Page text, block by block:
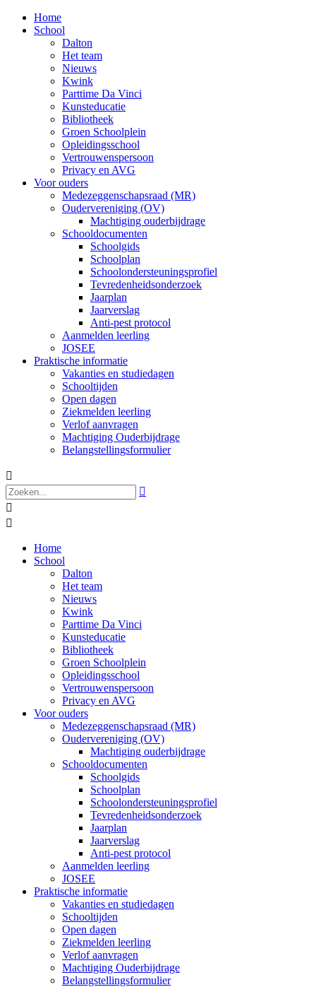
Home
School
Dalton
Het team
Nieuws
Kwink
Parttime Da Vinci
Kunsteducatie
Bibliotheek
Groen Schoolplein
Opleidingsschool
Vertrouwenspersoon
Privacy en AVG
Voor ouders
Medezeggenschapsraad (MR)
Oudervereniging (OV)
Machtiging ouderbijdrage
Schooldocumenten
Schoolgids
Schoolplan
Schoolondersteuningsprofiel
Tevredenheidsonderzoek
Jaarplan
Jaarverslag
Anti-pest protocol
Aanmelden leerling
JOSEE
Praktische informatie
Vakanties en studiedagen
Schooltijden
Open dagen
Ziekmelden leerling
Verlof aanvragen
Machtiging Ouderbijdrage
Belangstellingsformulier




Home
School
Dalton
Het team
Nieuws
Kwink
Parttime Da Vinci
Kunsteducatie
Bibliotheek
Groen Schoolplein
Opleidingsschool
Vertrouwenspersoon
Privacy en AVG
Voor ouders
Medezeggenschapsraad (MR)
Oudervereniging (OV)
Machtiging ouderbijdrage
Schooldocumenten
Schoolgids
Schoolplan
Schoolondersteuningsprofiel
Tevredenheidsonderzoek
Jaarplan
Jaarverslag
Anti-pest protocol
Aanmelden leerling
JOSEE
Praktische informatie
Vakanties en studiedagen
Schooltijden
Open dagen
Ziekmelden leerling
Verlof aanvragen
Machtiging Ouderbijdrage
Belangstellingsformulier